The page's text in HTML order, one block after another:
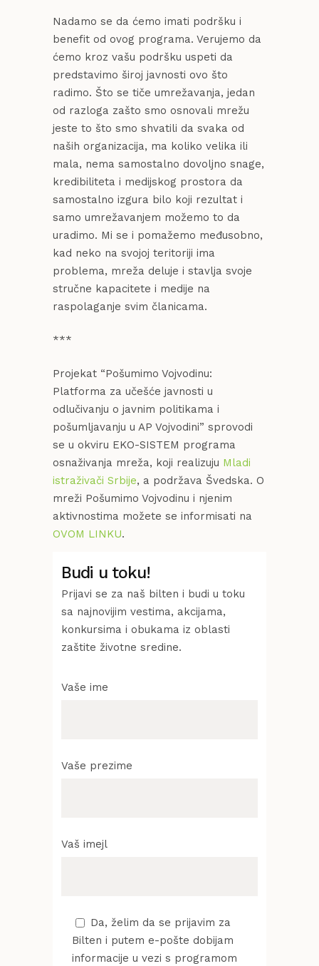
Nadamo se da ćemo imati podršku i
benefit od ovog programa. Verujemo da
ćemo kroz vašu podršku uspeti da
predstavimo široj javnosti ovo što
radimo. Što se tiče umrežavanja, jedan
od razloga zašto smo osnovali mrežu
jeste to što smo shvatili da svaka od
naših organizacija, ma koliko velika ili
mala, nema samostalno dovoljno snage,
kredibiliteta i medijskog prostora da
samostalno izgura bilo koji rezultat i
samo umrežavanjem možemo to da
uradimo. Mi se i pomažemo međusobno,
kad neko na svojoj teritoriji ima
problema, mreža deluje i stavlja svoje
stručne kapacitete i medije na
raspolaganje svim članicama.
***
Projekat “Pošumimo Vojvodinu:
Platforma za učešće javnosti u
odlučivanju o javnim politikama i
pošumljavanju u AP Vojvodini” sprovodi
se u okviru EKO-SISTEM programa
osnaživanja mreža, koji realizuju Mladi
istraživači Srbije, a podržava Švedska. O
mreži Pošumimo Vojvodinu i njenim
aktivnostima možete se informisati na
OVOM LINKU.
Budi u toku!
Prijavi se za naš bilten i budi u toku
sa najnovijim vestima, akcijama,
konkursima i obukama iz oblasti
zaštite životne sredine.
Vaše ime
Vaše prezime
Vaš imejl
Da, želim da se prijavim za
Bilten i putem e-pošte dobijam
informacije u vezi s programom